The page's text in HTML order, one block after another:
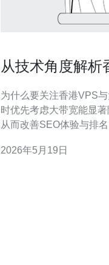
从技术角度解析
为什么要关注香港VPS与大带宽？ 1. 精华
时优先考虑大带宽能显
从而改善SEO体验与排
取都有正向影响。 3. 精
2026年5月19日